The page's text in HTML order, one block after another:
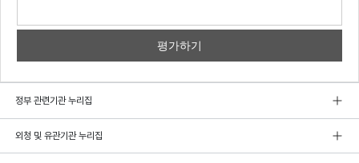
정부 관련기관 누리집
외청 및 유관기관 누리집